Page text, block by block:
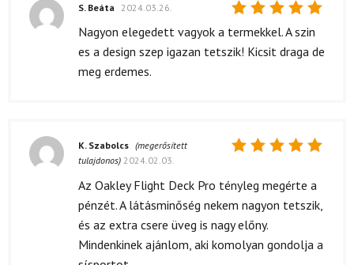
Értékelés:
S. Beáta 2024.03.26.
Nagyon elegedett vagyok a termekkel. A szin
es a design szep igazan tetszik! Kicsit draga de
meg erdemes.
5/ 5
K. Szabolcs (megerősített
tulajdonos) 2024.02.03.
Az Oakley Flight Deck Pro tényleg megérte a
pénzét. A látásminőség nekem nagyon tetszik,
és az extra csere üveg is nagy előny.
Mindenkinek ajánlom, aki komolyan gondolja a